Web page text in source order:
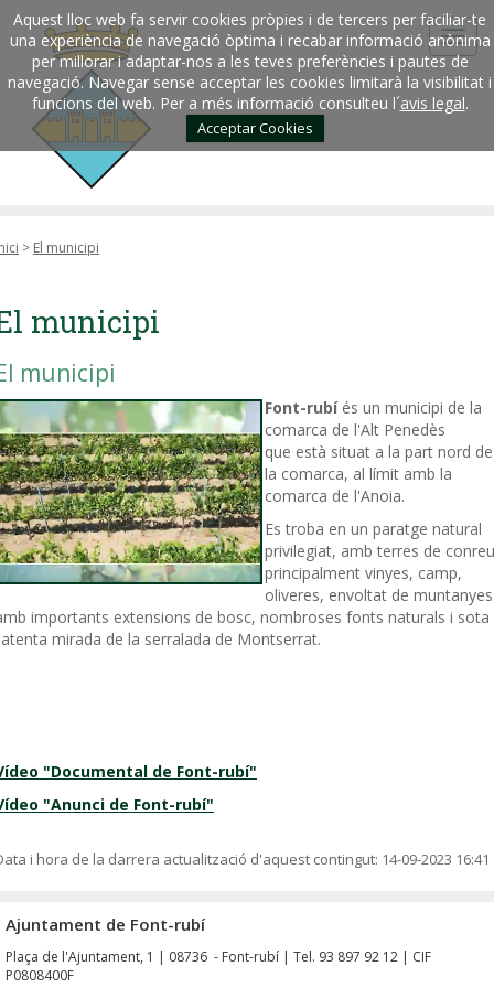
Aquest lloc web fa servir cookies pròpies i de tercers per faciliar-te
una experiència de navegació òptima i recabar informació anònima
per millorar i adaptar-nos a les teves preferències i pautes de
navegació. Navegar sense acceptar les cookies limitarà la visibilitat i
funcions del web. Per a més informació consulteu l´avis legal.
Acceptar Cookies
> El municipi
municipi
municipi
Font-rubíés un municipi de la
comarca de l'Alt Penedès
que està situat a la part nord de
la comarca, al límit amb la
comarca de l'Anoia.
Es troba en un paratge natural
privilegiat, amb terres de
principalment vinyes, camp,
oliveres, envoltat de muntanyes
importants extensions de bosc, nombroses fonts naturals i sota
mirada de la serralada de Montserrat.
"Documental de Font-rubí"
"Anunci de Font-rubí"
i hora de la darrera actualització d'aquest contingut: 14-09-2023 16:41
Ajuntament de Font-rubí
Plaça de l'Ajuntament, 1 | 08736 - Font-rubí | Tel. 93 897 92 12 | CIF
P0808400F